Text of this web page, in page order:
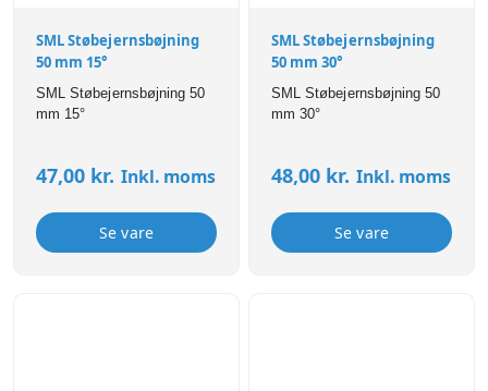
SML Støbejernsbøjning
50 mm 15°
SML Støbejernsbøjning 50
mm 15°
47,00 kr. Inkl. moms
Se vare
SML Støbejernsbøjning
50 mm 30°
SML Støbejernsbøjning 50
mm 30°
48,00 kr. Inkl. moms
Se vare